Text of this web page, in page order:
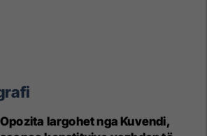
Opozita largohet nga Kuvendi,